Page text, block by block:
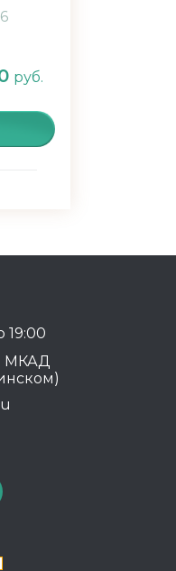
руб.
19:00
МКАД